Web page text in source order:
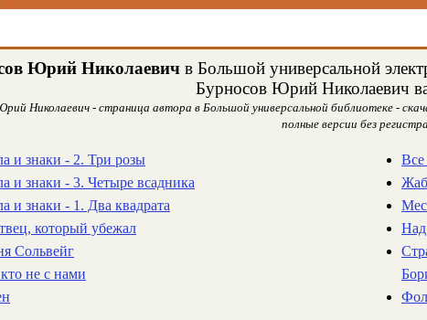
Юрий Николаевич в Большой универсальной
Бурносов Юрий Николаевич
Николаевич - страница автора в Большой универсальной библиотеке -
полные версии без
и знаки - 2. Три розы
и знаки - 3. Четыре всадника
и знаки - 1. Два квадрата
который убежал
Сольвейг
не с нами
Все
Над